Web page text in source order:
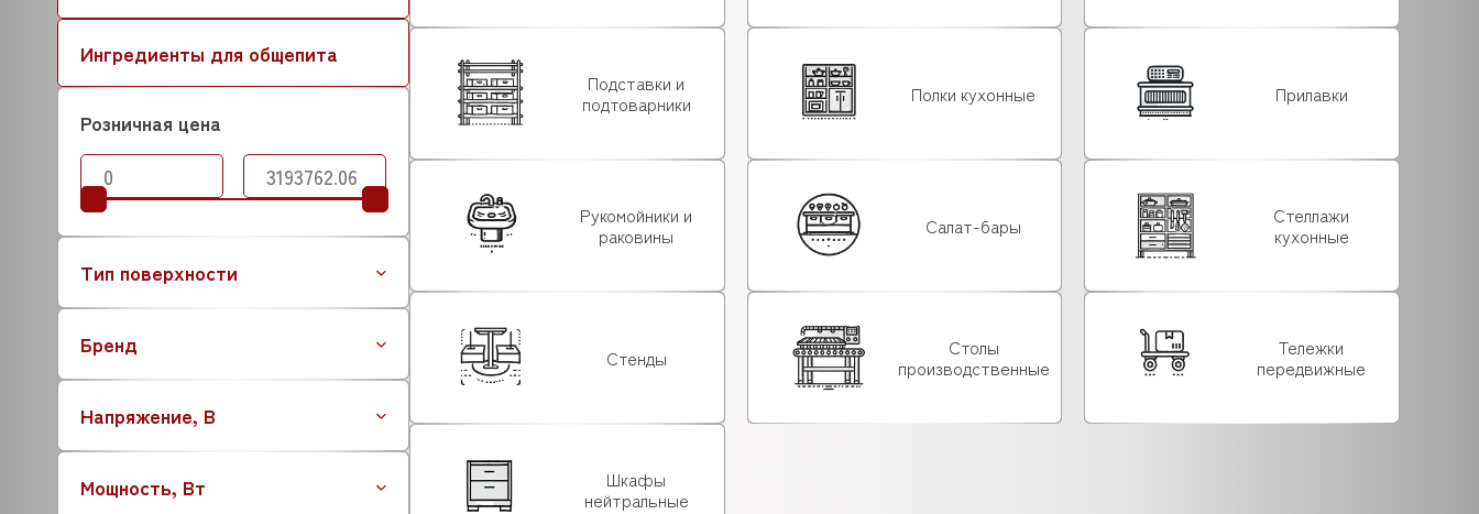
Ингредиенты для общепита
Розничная цена
Тип поверхности
Бренд
Напряжение, В
Мощность, Вт
Подставки и
подтоварники Полки кухонные Прилавки
Рукомойники и
раковины Салат-бары Стеллажи
кухонные
Стенды Столы
производственные
Тележки
передвижные
Шкафы
нейтральные